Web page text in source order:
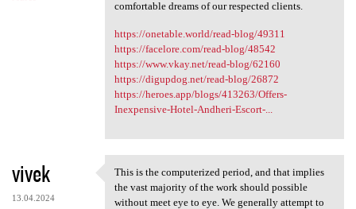
comfortable dreams of our respected clients.
https://onetable.world/read-blog/49311
https://facelore.com/read-blog/48542
https://www.vkay.net/read-blog/62160
https://digupdog.net/read-blog/26872
https://heroes.app/blogs/413263/Offers-
Inexpensive-Hotel-Andheri-Escort-...
vivek
13.04.2024
This is the computerized
This is the computerized period, and that implies
the vast majority of the work should possible
without meet eye to eye. We generally attempt to